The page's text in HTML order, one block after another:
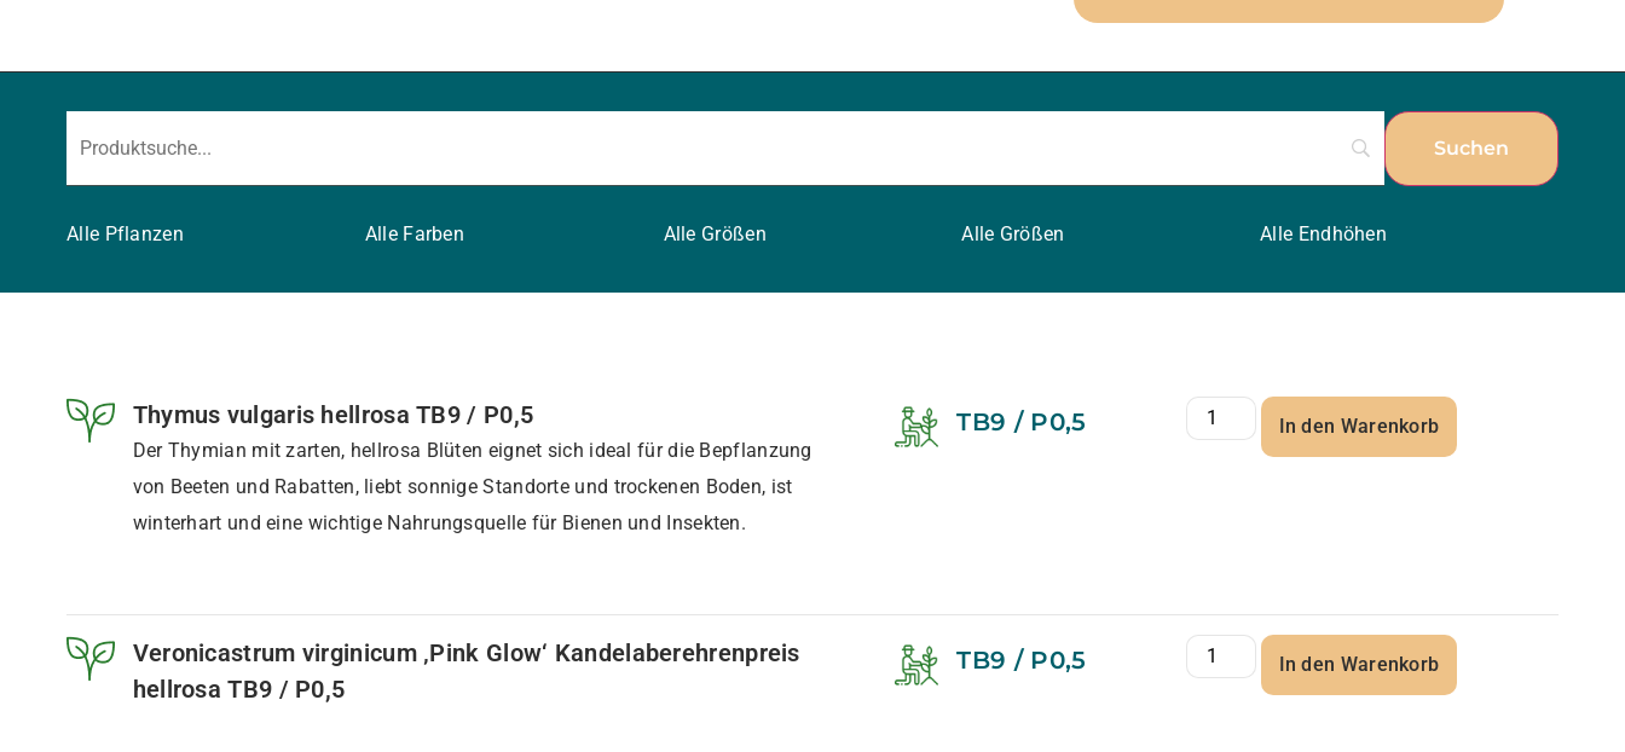
Alle Pflanzen Alle Farben Alle Größen Alle Größen Alle Endhöhen
Thymus vulgaris hellrosa TB9 / P0,5
Der Thymian mit zarten, hellrosa Blüten eignet sich ideal für die Bepflanzung
von Beeten und Rabatten, liebt sonnige Standorte und trockenen Boden, ist
winterhart und eine wichtige Nahrungsquelle für Bienen und Insekten.
TB9 / P0,5 In den Warenkorb
Veronicastrum virginicum ‚Pink Glow‘ Kandelaberehrenpreis
hellrosa TB9 / P0,5
TB9 / P0,5 In den Warenkorb